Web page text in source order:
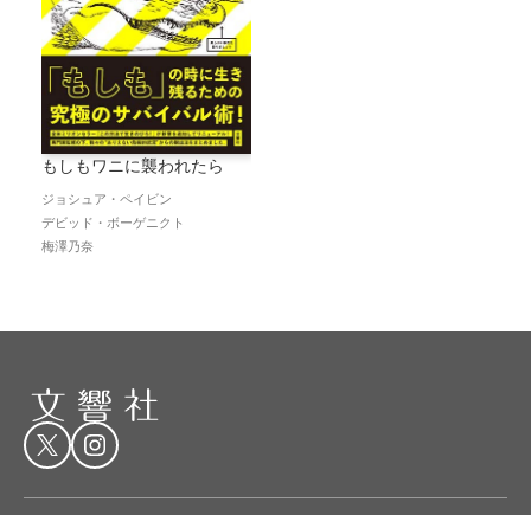
もしもワニに襲われたら
ジョシュア・ペイビン
デビッド・ボーゲニクト
梅澤乃奈